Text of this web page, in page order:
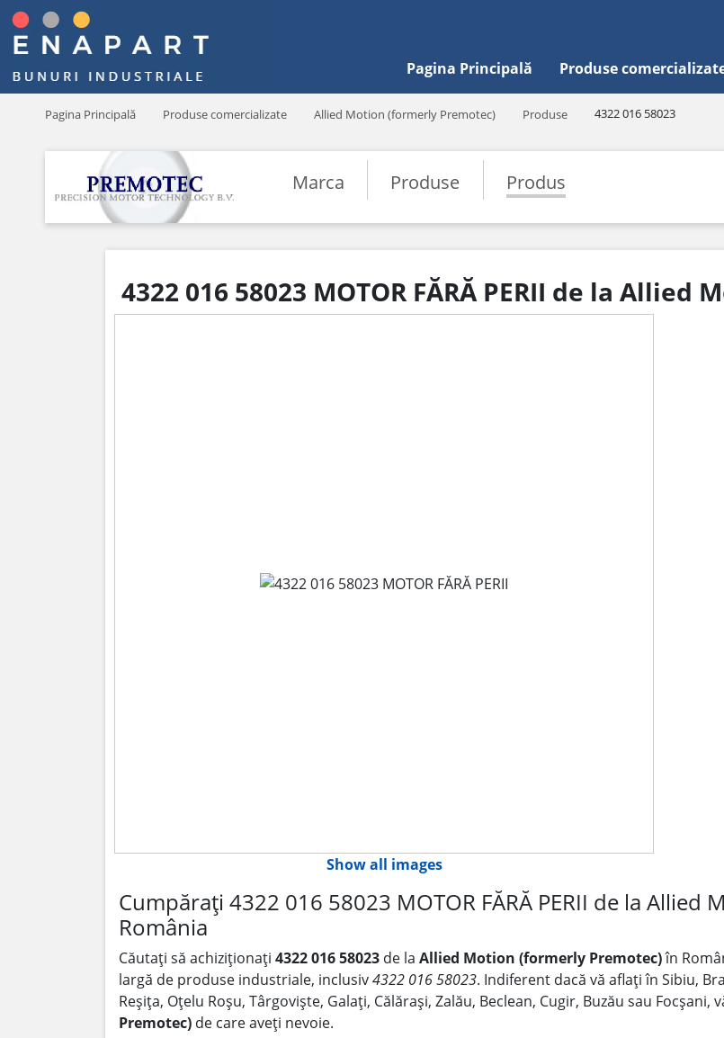
Pagina Principală Produse
Pagina Principală Produse comercializate Allied Motion (formerly Premotec) Produse 4322 016 58023
Marca Produse Produs
4322 016 58023 MOTOR FĂRĂ PERII de la
Show all images
Cumpărați 4322 016 58023 MOTOR FĂRĂ PERII de la
România
Căutați să achiziționați 4322 016 58023 de la Allied Motion (formerly Premotec)în
largă de produse industriale, inclusiv4322 016 58023. Indiferent dacă vă aflați în Sibiu,
Reșița, Oțelu Roșu, Târgoviște, Galați, Călărași, Zalău, Beclean, Cugir, Buzău sau
Premotec) de care aveți nevoie.